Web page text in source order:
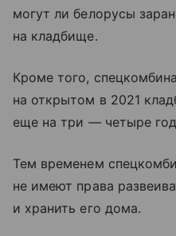
могут ли белорусы
на кладбище.
Кроме того,
на открытом в 2021
еще на три — четыре
Тем временем
не имеют права
и хранить его дома.